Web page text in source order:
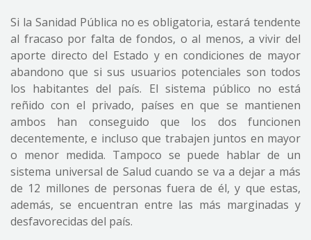
Si la Sanidad Pública no es obligatoria, estará tendente
al fracaso por falta de fondos, o al menos, a vivir del
aporte directo del Estado y en condiciones de mayor
abandono que si sus usuarios potenciales son todos
los habitantes del país. El sistema público no está
reñido con el privado, países en que se mantienen
ambos han conseguido que los dos funcionen
decentemente, e incluso que trabajen juntos en mayor
o menor medida. Tampoco se puede hablar de un
sistema universal de Salud cuando se va a dejar a más
de 12 millones de personas fuera de él, y que estas,
además, se encuentran entre las más marginadas y
desfavorecidas del país.